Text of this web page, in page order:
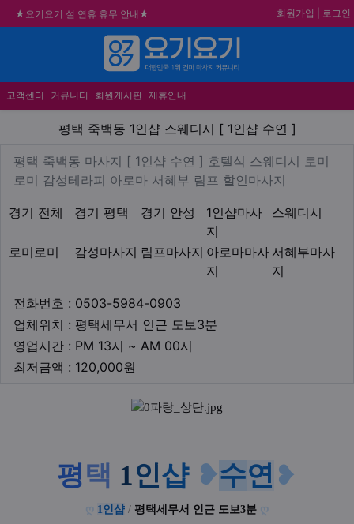
★요기요기 설 연휴 휴무 안내★
★ 요기요기 업체회원 안내사항 ★
불건전한 게시글은 삭제 및 회원탈퇴 됩니다.
합법적이고 건전한 업체와 광고를 제휴합니다.
회원가입 로그인
고객센터 커뮤니티 회원게시판 제휴안내
평택 죽백동 1인샵 스웨디시 [
평택 죽백동 1인샵 스웨디시 [ 1인샵 수연 ]
업체 정보
평택 죽백동 마사지 [ 1인샵
평택 죽백동 마사지 [ 1인샵 수연 ] 호텔식 스웨디시 로미
로미 감성테라피 아로마 서혜부 림프 할인마사지
경기 전체 경기 평택 경기 안성
지역1
1인샵마사
지
스웨디시
로미로미 감성마사지 림프마사지 아로마마사
지
서혜부마사
지
테마
전화번호 : 0503-5984-0903
업체위치 : 평택세무서 인근 도보3분
영업시간 : PM 13시 ~ AM 00시
최저금액 : 120,000원
평택 1인샵 ❥수연 ❥
ღ 1인샵 / 평택세무서 인근 도보3분 ღ